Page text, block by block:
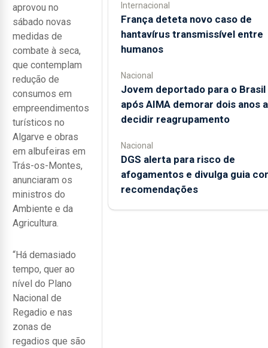
aprovou no
sábado novas
medidas de
combate à seca,
que contemplam
redução de
consumos em
empreendimentos
turísticos no
Algarve e obras
em albufeiras em
Trás-os-Montes,
anunciaram os
ministros do
Ambiente e da
Agricultura.
“Há demasiado
tempo, quer ao
nível do Plano
Nacional de
Regadio e nas
zonas de
regadios que são
Internacional
França deteta novo caso de
hantavírus transmissível entre
humanos
Nacional
Jovem deportado para o Brasil
após AIMA demorar dois anos a
decidir reagrupamento
Nacional
DGS alerta para risco de
afogamentos e divulga guia
recomendações